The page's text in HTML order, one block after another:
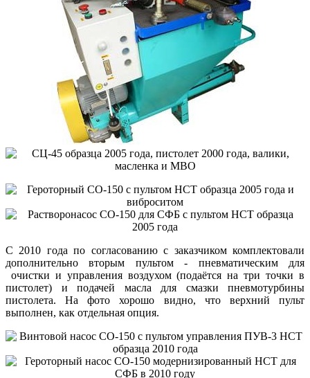
С 2010 года по согласованию с заказчиком комплектовали
дополнительно вторым пультом - пневматическим для
очистки и управления воздухом (подаётся на три точки в
пистолет) и подачей масла для смазки пневмотурбины
пистолета. На фото хорошо видно, что верхний пульт
выполнен, как отдельная опция.